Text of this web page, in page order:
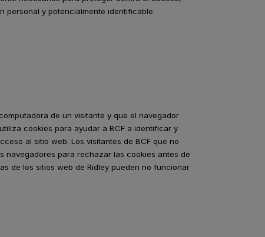
personal y potencialmente identificable.
de un visitante y que el navegador
cookies para ayudar a BCF a identificar y
al sitio web. Los visitantes de BCF que no
navegadores para rechazar las cookies antes de
de los sitios web de Ridley pueden no funcionar